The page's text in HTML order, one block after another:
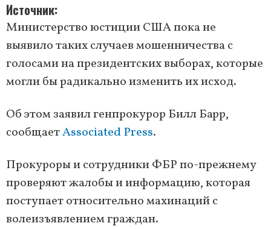
Источник
Министерство юстиции США пока не
выявило таких случаев мошенничества с
голосами на президентских выборах, которые
могли бы радикально изменить их исход.
Об этом заявил генпрокурор Билл Барр,
сообщаетAssociated Press.
Прокуроры и сотрудники ФБР по-прежнему
проверяют жалобы и информацию, которая
поступает относительно махинаций с
волеизъявлением граждан.